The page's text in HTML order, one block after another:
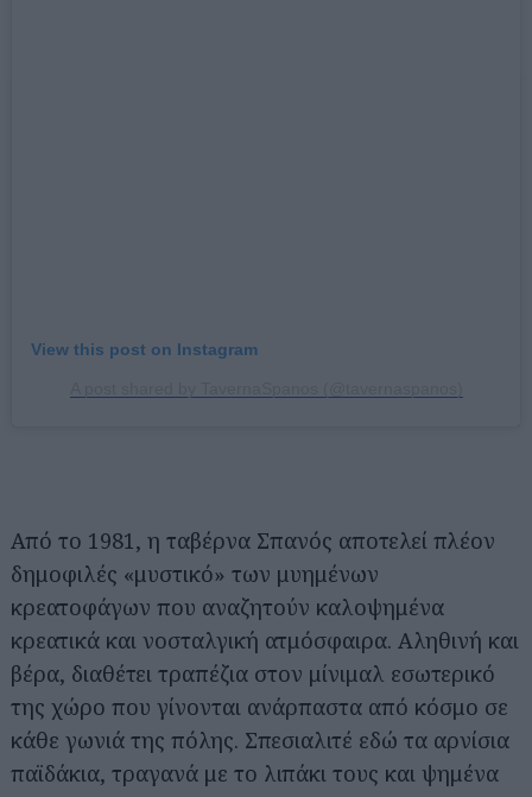
View this post on Instagram
Από το 1981, η ταβέρνα Σπανός αποτελεί πλέον
δημοφιλές «μυστικό» των μυημένων
κρεατοφάγων που αναζητούν καλοψημένα
κρεατικά και νοσταλγική ατμόσφαιρα. Αληθινή και
βέρα, διαθέτει τραπέζια στον μίνιμαλ εσωτερικό
της χώρο που γίνονται ανάρπαστα από κόσμο σε
κάθε γωνιά της πόλης. Σπεσιαλιτέ εδώ τα αρνίσια
παϊδάκια, τραγανά με το λιπάκι τους και ψημένα